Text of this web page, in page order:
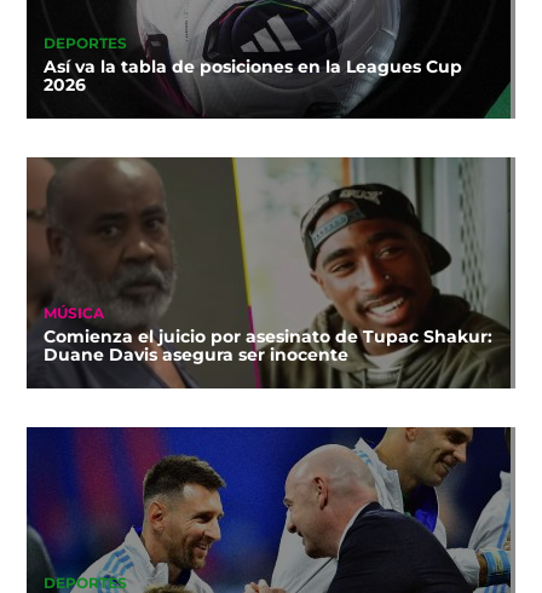
DEPORTES
Así va la tabla de posiciones en la Leagues Cup
2026
MÚSICA
Comienza el juicio por asesinato de Tupac Shakur:
Duane Davis asegura ser inocente
DEPORTES